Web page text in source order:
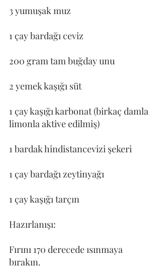
3 yumuşak muz
1 çay bardağı ceviz
200 gram tam buğday unu
2 yemek kaşığı süt
1 çay kaşığı karbonat (birkaç damla
limonla aktive edilmiş)
1 bardak hindistancevizi şekeri
1 çay bardağı zeytinyağı
1 çay kaşığı tarçın
Hazırlanışı:
Fırını 170 derecede ısınmaya
bırakın.